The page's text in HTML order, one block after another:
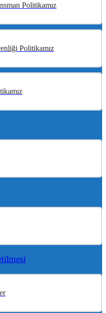
Politikamız
Politikamız